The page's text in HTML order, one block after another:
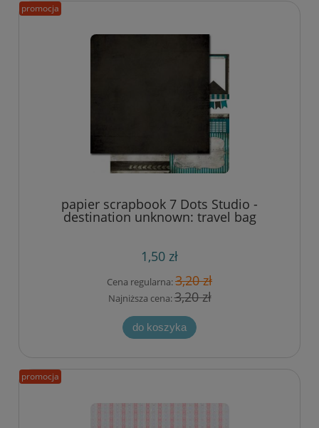
papier scrapbook 7 Dots Studio -
destination unknown: travel bag
1,50 zł
Cena regularna:3,20 zł
Najniższa cena:3,20 zł
do koszyka
promocja
promocja